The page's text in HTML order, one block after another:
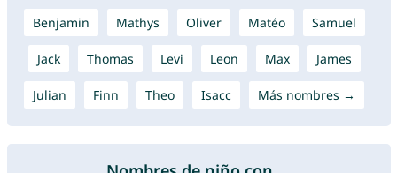
Benjamin Mathys Oliver Matéo Samuel
Jack Thomas Levi Leon Max James
Julian Finn Theo Isacc Más nombres →